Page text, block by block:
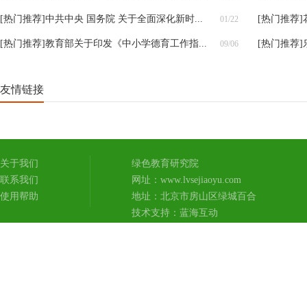
[热门推荐]中共中央 国务院 关于全面深化新时... 01/22
[热门推荐]教育部关于印发《中小学德育工作指... 09/06
[热门推荐]
[热门推荐]
友情链接
关于我们
联系我们
使用帮助
绿色教育研究院
网址：www.lvsejiaoyu.com
地址：北京市房山区绿城百合
技术支持： 蓝海互动